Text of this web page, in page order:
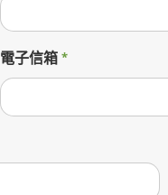
電子信箱